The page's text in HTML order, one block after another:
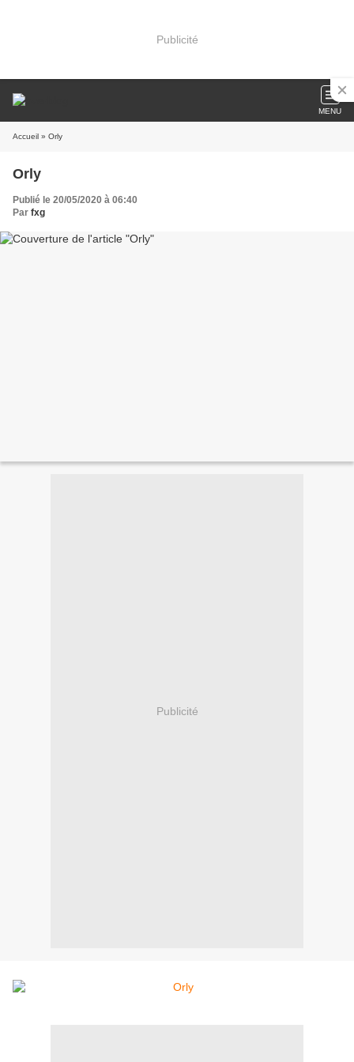
Publicité
MENU
Accueil » Orly
Orly
Publié le 20/05/2020 à 06:40
Par fxg
Publicité